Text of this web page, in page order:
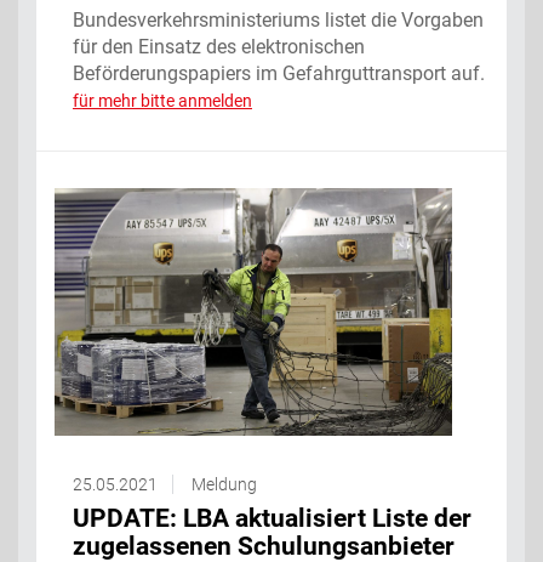
Bundesverkehrsministeriums listet die Vorgaben
für den Einsatz des elektronischen
Beförderungspapiers im Gefahrguttransport auf.
für mehr bitte anmelden
25.05.2021 Meldung
UPDATE: LBA aktualisiert Liste der
zugelassenen Schulungsanbieter